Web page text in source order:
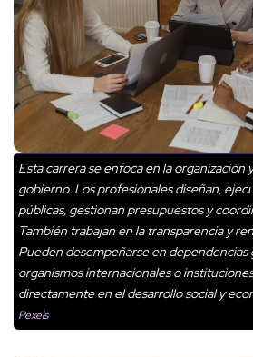
Esta carrera se enfoca en la
gobierno. Los profesionales diseñan,
públicas, gestionan presupuestos y
También trabajan en la transparencia y
Pueden desempeñarse en dependencias
organismos internacionales o
directamente en el desarrollo social y
Pexels